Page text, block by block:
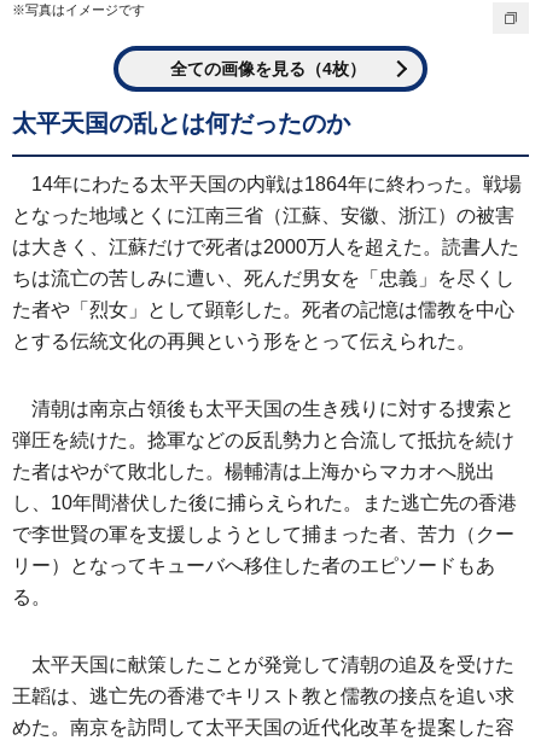
※写真はイメージです
全ての画像を見る（4枚）
太平天国の乱とは何だったのか
14年にわたる太平天国の内戦は1864年に終わった。戦場
となった地域とくに江南三省（江蘇、安徽、浙江）の被害
は大きく、江蘇だけで死者は2000万人を超えた。読書人た
ちは流亡の苦しみに遭い、死んだ男女を「忠義」を尽くし
た者や「烈女」として顕彰した。死者の記憶は儒教を中心
とする伝統文化の再興という形をとって伝えられた。
清朝は南京占領後も太平天国の生き残りに対する捜索と
弾圧を続けた。捻軍などの反乱勢力と合流して抵抗を続け
た者はやがて敗北した。楊輔清は上海からマカオへ脱出
し、10年間潜伏した後に捕らえられた。また逃亡先の香港
で李世賢の軍を支援しようとして捕まった者、苦力（クー
リー）となってキューバへ移住した者のエピソードもあ
る。
太平天国に献策したことが発覚して清朝の追及を受けた
王韜は、逃亡先の香港でキリスト教と儒教の接点を追い求
めた。南京を訪問して太平天国の近代化改革を提案した容